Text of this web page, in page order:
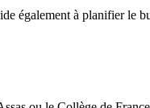
également à planifier le